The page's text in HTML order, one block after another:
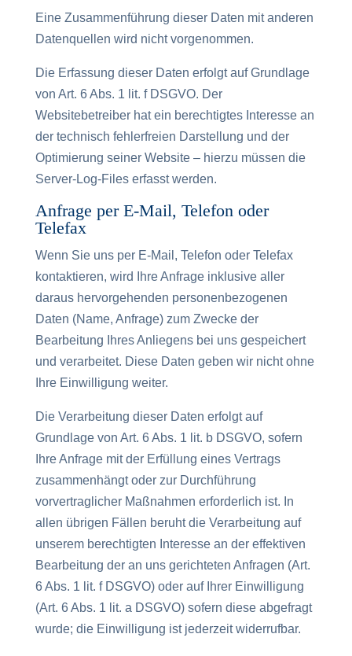
Eine Zusammenführung dieser Daten mit anderen
Datenquellen wird nicht vorgenommen.
Die Erfassung dieser Daten erfolgt auf Grundlage
von Art. 6 Abs. 1 lit. f DSGVO. Der
Websitebetreiber hat ein berechtigtes Interesse an
der technisch fehlerfreien Darstellung und der
Optimierung seiner Website – hierzu müssen die
Server-Log-Files erfasst werden.
Anfrage per E-Mail, Telefon oder
Telefax
Wenn Sie uns per E-Mail, Telefon oder Telefax
kontaktieren, wird Ihre Anfrage inklusive aller
daraus hervorgehenden personenbezogenen
Daten (Name, Anfrage) zum Zwecke der
Bearbeitung Ihres Anliegens bei uns gespeichert
und verarbeitet. Diese Daten geben wir nicht ohne
Ihre Einwilligung weiter.
Die Verarbeitung dieser Daten erfolgt auf
Grundlage von Art. 6 Abs. 1 lit. b DSGVO, sofern
Ihre Anfrage mit der Erfüllung eines Vertrags
zusammenhängt oder zur Durchführung
vorvertraglicher Maßnahmen erforderlich ist. In
allen übrigen Fällen beruht die Verarbeitung auf
unserem berechtigten Interesse an der effektiven
Bearbeitung der an uns gerichteten Anfragen (Art.
6 Abs. 1 lit. f DSGVO) oder auf Ihrer Einwilligung
(Art. 6 Abs. 1 lit. a DSGVO) sofern diese abgefragt
wurde; die Einwilligung ist jederzeit widerrufbar.